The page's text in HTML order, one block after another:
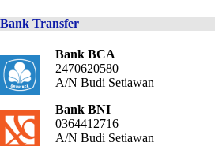
Bank Transfer
Bank BCA
2470620580
A/N Budi Setiawan
Bank BNI
0364412716
A/N Budi Setiawan